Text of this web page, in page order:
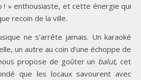
! » enthousiaste, et cette énergie qui
recoin de la ville.
ne s’arrête jamais. Un karaoké
un autre au coin d’une échoppe de
propose de goûter un balut, cet
que les locaux savourent avec